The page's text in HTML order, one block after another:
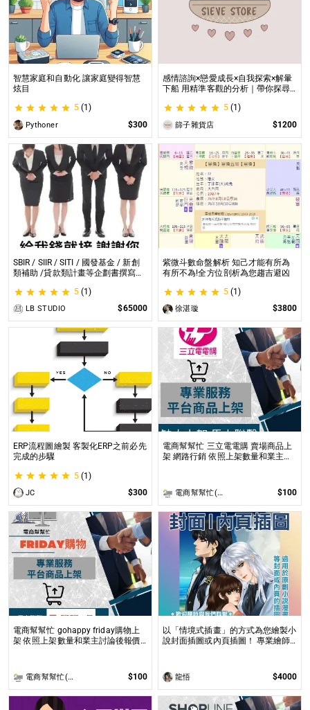
智慧家庭和自動化 讓家庭變得智慧
炫目
5 (1)
Pythoner $300
感情諮詢×戀愛成長×自我探索×解暈
下船 用精準客觀的分析｜帶你探尋
5 (1)
篩子雜貨店 $1200
SBIR / SIIR / SITI / 國發基金 / 新創
類補助 /貸款類計畫等企劃書撰寫
類補助 /貸款類計畫等企劃書撰寫
5 (1)
LB STUDIO $65000
紫微斗數命盤解析 知己才能有所為
有所不為!全方位剖析為您趨吉避凶
5 (1)
徐湛璇 $3800
ERP流程圖繪製 客製化ERP之前必先
完成的步驟
5 (1)
JC $300
電商幫幫忙 三立電電購 賣場商品上
架 網路行銷 依照上架數量和業主討
電商幫幫忙(電商平台代營運/電商上架/運營策略/網路行銷) $100
電商幫幫忙 gohappy friday購物上
架 依照上架數量和業主討論後報價
電商幫幫忙(電商平台代營運/電商上架/運營策略/網路行銷) $100
以「情境式插畫」的方式為您繪製小
說封面插圖或內頁插圖！ 專業繪師
龍悟 $4000